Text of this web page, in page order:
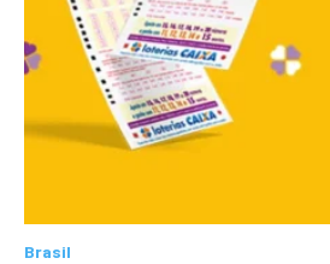
Brasil